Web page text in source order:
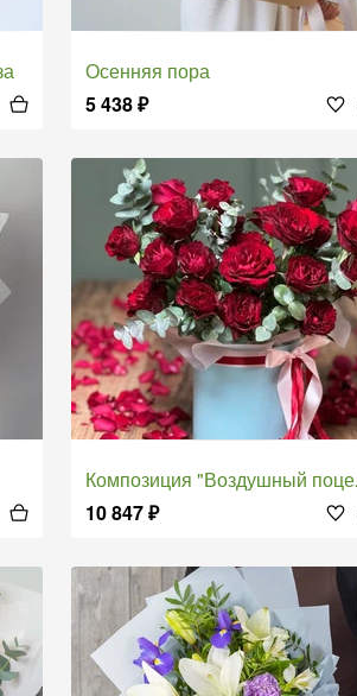
Осенняя пора
5 438₽
Композиция "Воздушный поцелуй"
10 847₽